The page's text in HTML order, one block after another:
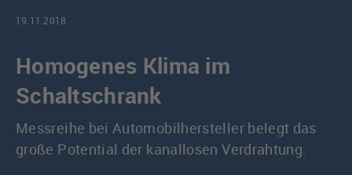
19.11.2018
Homogenes Klima im
Schaltschrank
Messreihe bei Automobilhersteller belegt das
große Potential der kanallosen Verdrahtung.